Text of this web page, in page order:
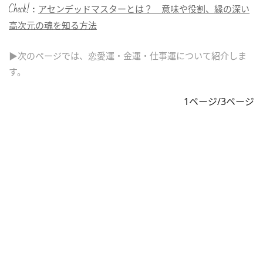
Check!： アセンデッドマスターとは？ 意味や役割、縁の深い
高次元の魂を知る方法
▶次のページでは、恋愛運・金運・仕事運について紹介しま
す。
1ページ/3ページ